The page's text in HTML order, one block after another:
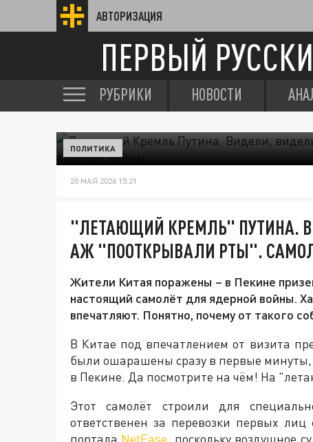
АВТОРИЗАЦИЯ
ПЕРВЫЙ
РУБРИКИ НОВОСТИ
ПОЛИТИКА
20 МАЯ 2026 15:21
"ЛЕТАЮЩИЙ КРЕМЛЬ" ПУТИНА.
АЖ "ПООТКРЫВАЛИ РТЫ".
Жители Китая поражены – в Пекине
настоящий самолёт для ядерной войны.
впечатляют. Понятно, почему от такого
В Китае под впечатлением от визита
были ошарашены сразу в первые минуты,
в Пекине. Да посмотрите на чём! На
Этот самолёт строили для
ответственен за перевозки первых
портала NetEase, поскольку воздушное